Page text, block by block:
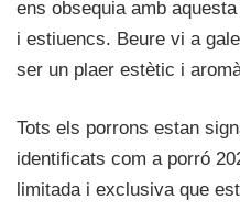
ens obsequia amb
i estiuencs. Beure vi a
ser un plaer estètic i
Tots els porrons estan
identificats com a porró
limitada i exclusiva que